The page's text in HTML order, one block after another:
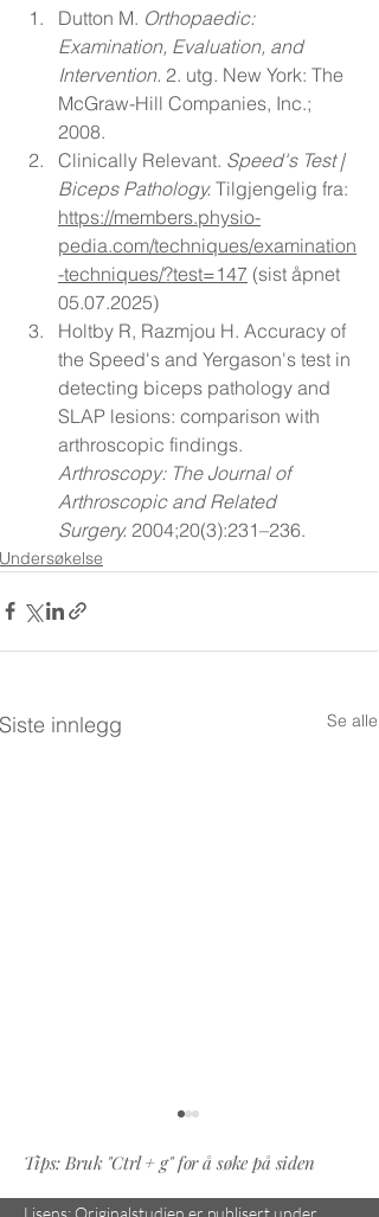
Dutton M. Orthopaedic:
Examination, Evaluation, and
Intervention. 2. utg. New York: The
McGraw-Hill Companies, Inc.;
2008.
Clinically Relevant. Speed's Test |
Biceps Pathology. Tilgjengelig fra:
https://members.physio-
pedia.com/techniques/examination
-techniques/?test=147 (sist åpnet
05.07.2025)
Holtby R, Razmjou H. Accuracy of
the Speed's and Yergason's test in
detecting biceps pathology and
SLAP lesions: comparison with
arthroscopic findings.
Arthroscopy: The Journal of
Arthroscopic and Related
Surgery. 2004;20(3):231–236.
Undersøkelse
Siste innlegg Se alle
Tips: Bruk "Ctrl + g" for å søke på siden
Lisens: Originalstudien er publisert under